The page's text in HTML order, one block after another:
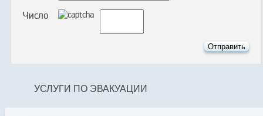
Число
УСЛУГИ ПО ЭВАКУАЦИИ